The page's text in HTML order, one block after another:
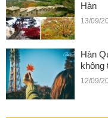
Hàn
13/09/
Hàn
không
12/09/